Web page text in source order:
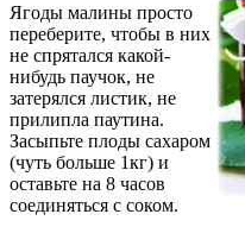
Ягоды малины просто
переберите, чтобы в них
не спрятался какой-
нибудь паучок, не
затерялся листик, не
прилипла паутина.
Засыпьте плоды сахаром
(чуть больше 1кг) и
оставьте на 8 часов
соединяться с соком.